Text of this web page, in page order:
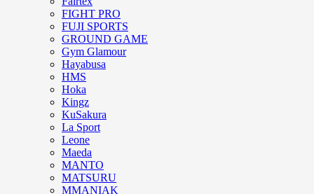
FIGHT PRO
FUJI SPORTS
GROUND GAME
Gym Glamour
Hayabusa
HMS
Hoka
Kingz
KuSakura
La Sport
Leone
Maeda
MANTO
MATSURU
MMANIAK